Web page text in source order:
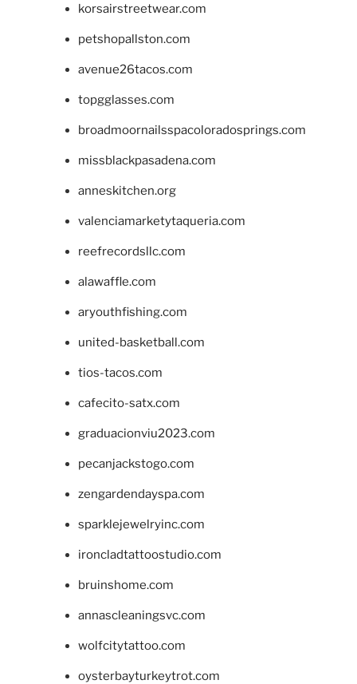
korsairstreetwear.com
petshopallston.com
avenue26tacos.com
topgglasses.com
broadmoornailsspacoloradosprings.com
missblackpasadena.com
anneskitchen.org
valenciamarketytaqueria.com
reefrecordsllc.com
alawaffle.com
aryouthfishing.com
united-basketball.com
tios-tacos.com
cafecito-satx.com
graduacionviu2023.com
pecanjackstogo.com
zengardendayspa.com
sparklejewelryinc.com
ironcladtattoostudio.com
bruinshome.com
annascleaningsvc.com
wolfcitytattoo.com
oysterbayturkeytrot.com